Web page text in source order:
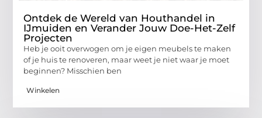
Ontdek de Wereld van Houthandel in
IJmuiden en Verander Jouw Doe-Het-Zelf
Projecten
Heb je ooit overwogen om je eigen meubels te maken
of je huis te renoveren, maar weet je niet waar je moet
beginnen? Misschien ben
Winkelen